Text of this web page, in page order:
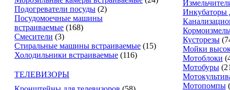
Подогреватели посуды (2)
Посудомоечные машины
встраиваемые (168)
Смесители (3)
Стиральные машины встраиваемые (15)
Холодильники встраиваемые (116)
ТЕЛЕВИЗОРЫ
Инкубаторы
Кусторезы
Мойки
Мотоблоки
Мотобуры
Мотопомпы